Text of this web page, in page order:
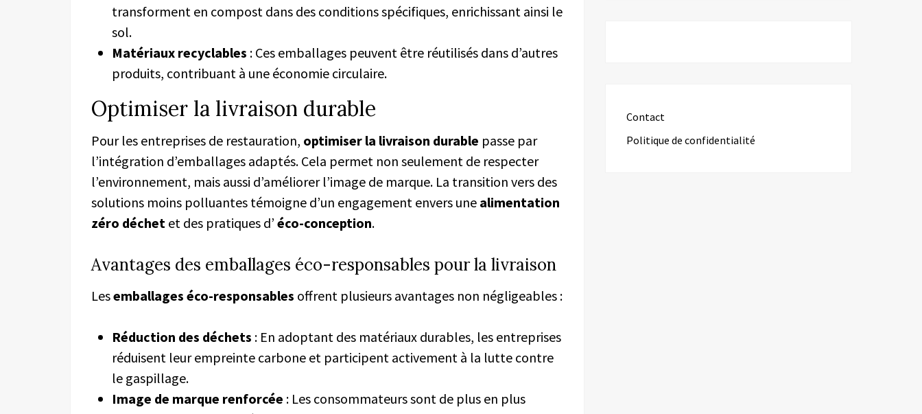
transforment en compost dans des conditions spécifiques, enrichissant ainsi le
sol.
Matériaux recyclables : Ces emballages peuvent être réutilisés dans d’autres
produits, contribuant à une économie circulaire.
Optimiser la livraison durable
Pour les entreprises de restauration, optimiser la livraison durable passe par
l’intégration d’emballages adaptés. Cela permet non seulement de respecter
l’environnement, mais aussi d’améliorer l’image de marque. La transition vers des
solutions moins polluantes témoigne d’un engagement envers une alimentation
zéro déchet et des pratiques d’ éco-conception.
Avantages des emballages éco-responsables pour la livraison
Lesemballages éco-responsables offrent plusieurs avantages non négligeables :
Réduction des déchets : En adoptant des matériaux durables, les entreprises
réduisent leur empreinte carbone et participent activement à la lutte contre
le gaspillage.
Image de marque renforcée : Les consommateurs sont de plus en plus
Contact
Politique de confidentialité